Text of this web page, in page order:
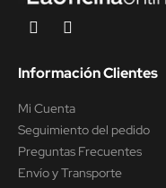
Información Clientes
Mi Cuenta
Seguimiento del pedido
Preguntas Frecuentes
Envío y Transporte